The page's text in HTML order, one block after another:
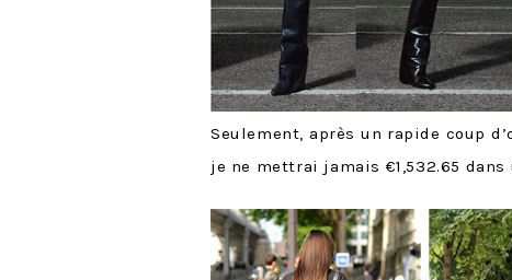
Seulement, après un rapide coup
je ne mettrai jamais €1,532.65